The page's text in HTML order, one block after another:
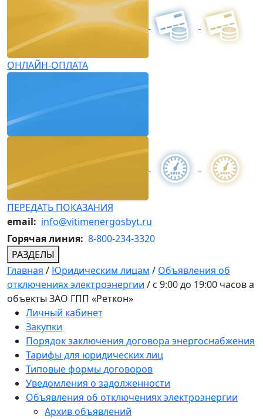
ОНЛАЙН-ОПЛАТА
ПЕРЕДАТЬ ПОКАЗАНИЯ
email: info@vitimenergosbyt.ru
Горячая линия: 8-800-234-3320
РАЗДЕЛЫ
Главная / Юридическим лицам / Объявления об
отключениях электроэнергии / с 9:00 до 19:00 часов а
объекты ЗАО ГПП «Реткон»
Личный кабинет
Закупки
Порядок заключения договора энергоснабжения
Тарифы для юридических лиц
Типовые формы договоров
Уведомления о задолженности
Объявления об отключениях электроэнергии
Архив объявлений